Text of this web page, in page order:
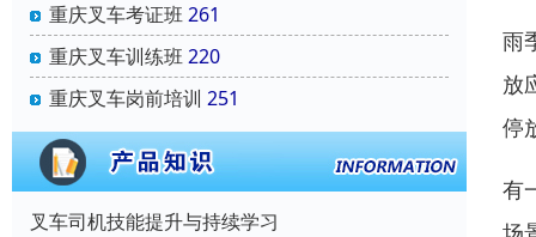
重庆叉车考证班261
重庆叉车训练班220
重庆叉车岗前培训 251
叉车司机技能提升与持续学习
雨
放
停
有